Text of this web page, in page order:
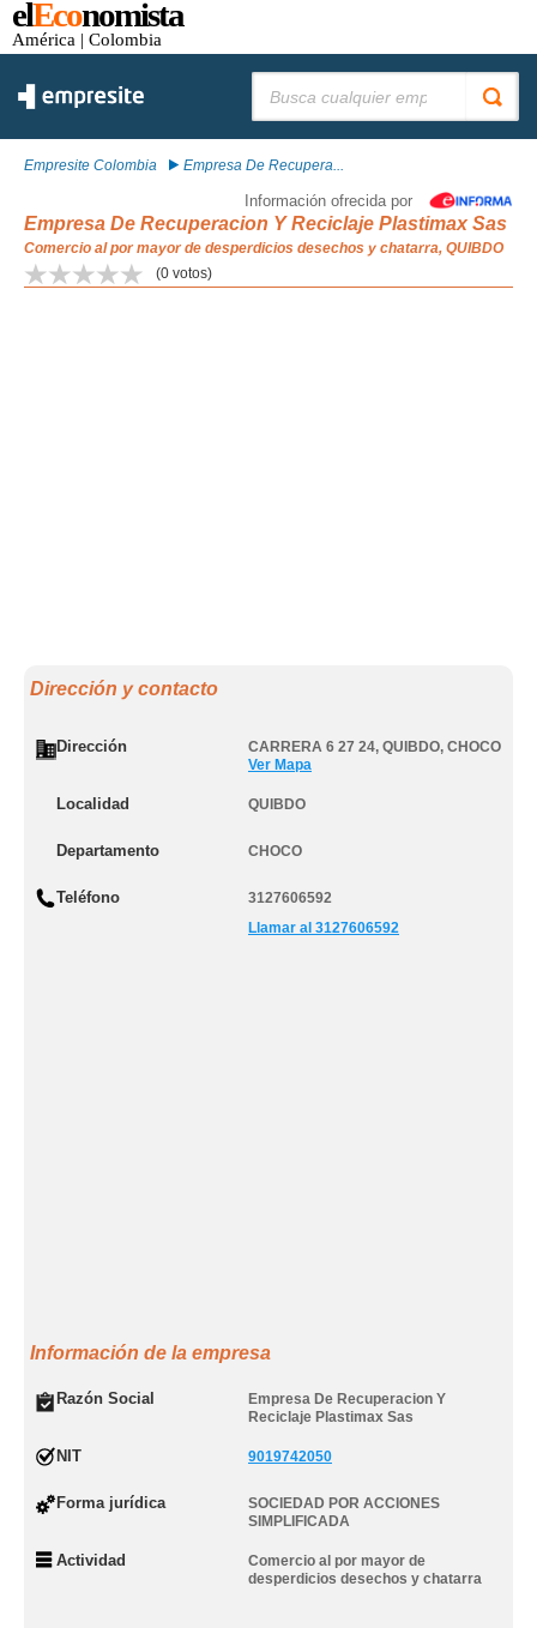
elEconomista
América | Colombia
Empresite Colombia Empresa De Recupera...
Información ofrecida por
Empresa De Recuperacion Y Reciclaje Plastimax Sas
Comercio al por mayor de desperdicios desechos y chatarra, QUIBDO
(0 votos)
Dirección y contacto
Dirección CARRERA 6 27 24, QUIBDO, CHOCO
Ver Mapa
Localidad QUIBDO
Departamento CHOCO
Teléfono
3127606592
Llamar al 3127606592
Información de la empresa
Razón Social
Empresa De Recuperacion Y
Reciclaje Plastimax Sas
NIT 9019742050
Forma jurídica
SOCIEDAD POR ACCIONES
SIMPLIFICADA
Actividad
Comercio al por mayor de
desperdicios desechos y chatarra